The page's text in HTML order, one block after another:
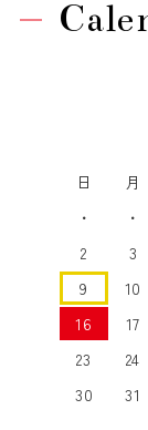
日 月
・
・
2
3
9
10
16
17
23
24
30
31